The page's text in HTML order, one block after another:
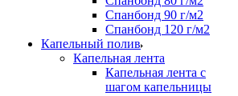
Спанбонд 90 г/м2
Спанбонд 120 г/м2
Капельный полив
Капельная лента
Капельная лента с
шагом капельницы